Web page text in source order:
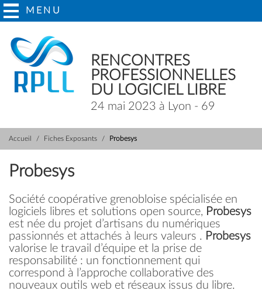
MENU
RENCONTRES
PROFESSIONNELLES
DU LOGICIEL LIBRE
24 mai 2023 à Lyon - 69
Accueil Fiches Exposants Probesys
Probesys
Société coopérative grenobloise spécialisée en
logiciels libres et solutions open source, Probesys
est née du projet d’artisans du numériques
passionnés et attachés à leurs valeurs . Probesys
valorise le travail d’équipe et la prise de
responsabilité : un fonctionnement qui
correspond à l’approche collaborative des
nouveaux outils web et réseaux issus du libre.